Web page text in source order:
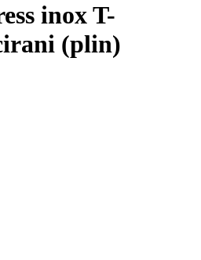
inox T-
(plin)